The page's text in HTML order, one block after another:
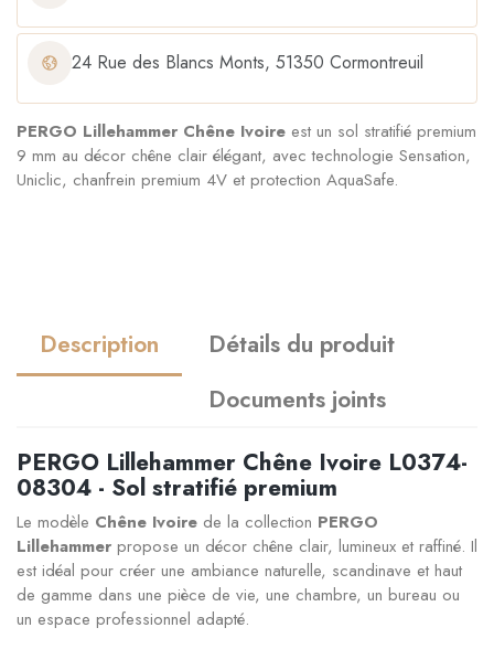
24 Rue des Blancs Monts, 51350 Cormontreuil
PERGO Lillehammer Chêne Ivoire est un sol stratifié premium
9 mm au décor chêne clair élégant, avec technologie Sensation,
Uniclic, chanfrein premium 4V et protection AquaSafe.
Description
Détails du produit
Documents joints
PERGO Lillehammer Chêne Ivoire L0374-
08304 - Sol stratifié premium
Le modèle Chêne Ivoire de la collection PERGO
Lillehammer propose un décor chêne clair, lumineux et raffiné. Il
est idéal pour créer une ambiance naturelle, scandinave et haut
de gamme dans une pièce de vie, une chambre, un bureau ou
un espace professionnel adapté.